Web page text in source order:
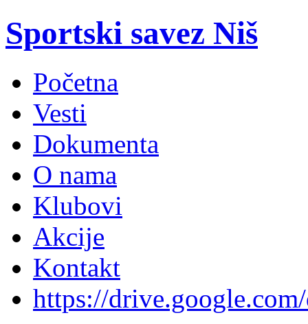
Sportski savez Niš
Početna
Vesti
Dokumenta
O nama
Klubovi
Akcije
Kontakt
https://